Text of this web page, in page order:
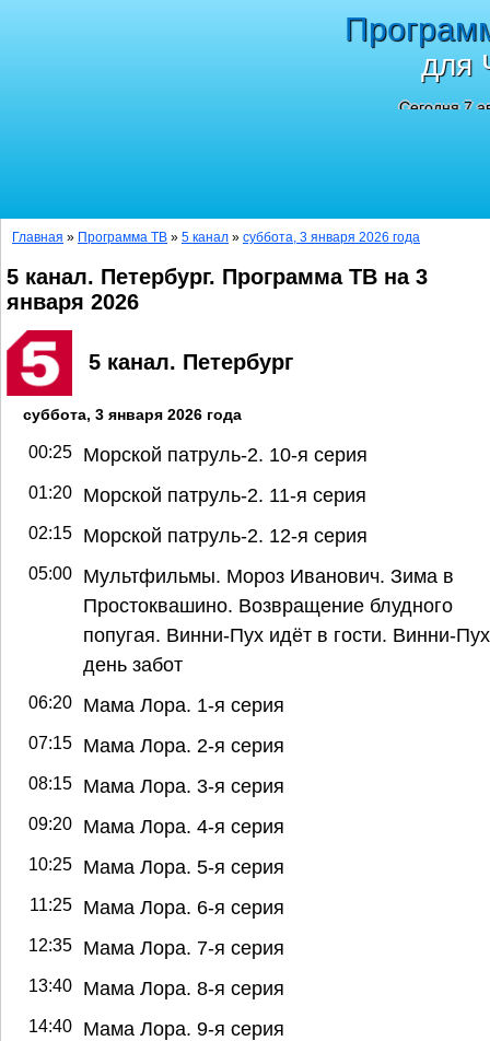
для
Сегодня 7
Главная » Программа ТВ » 5 канал » суббота, 3 января 2026 года
5 канал. Петербург. Программа ТВ на 3
января 2026
5 канал. Петербург
суббота, 3 января 2026 года
00:25 Морской патруль-2. 10-я серия
01:20 Морской патруль-2. 11-я серия
02:15 Морской патруль-2. 12-я серия
05:00
Мультфильмы. Мороз Иванович. Зима в
Простоквашино. Возвращение блудного
попугая. Винни-Пух идёт в гости. Винни-
день забот
06:20 Мама Лора. 1-я серия
07:15 Мама Лора. 2-я серия
08:15 Мама Лора. 3-я серия
09:20 Мама Лора. 4-я серия
10:25 Мама Лора. 5-я серия
11:25 Мама Лора. 6-я серия
12:35 Мама Лора. 7-я серия
13:40 Мама Лора. 8-я серия
14:40 Мама Лора. 9-я серия